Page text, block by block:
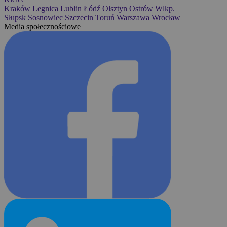
Kraków Legnica Lublin Łódź Olsztyn Ostrów Wlkp.
Słupsk Sosnowiec Szczecin Toruń Warszawa Wrocław
Media społecznościowe